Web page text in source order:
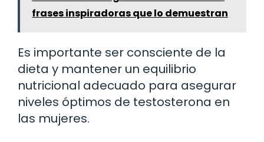
frases inspiradoras que lo demuestran
Es importante ser consciente de la
dieta y mantener un equilibrio
nutricional adecuado para asegurar
niveles óptimos de testosterona en
las mujeres.